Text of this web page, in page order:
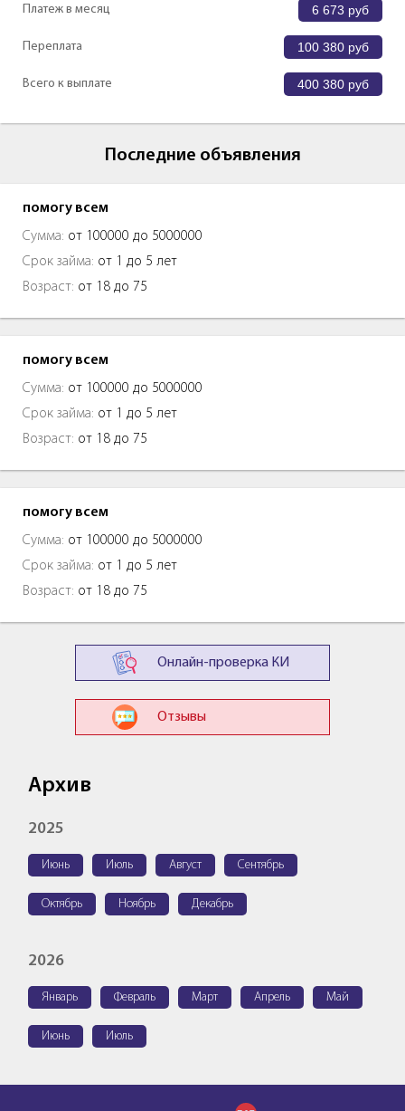
Платеж в месяц 6 673 руб
Переплата 100 380 руб
Всего к выплате 400 380 руб
Последние объявления
помогу всем
Сумма: от 100000 до 5000000
Срок займа: от 1 до 5 лет
Возраст: от 18 до 75
помогу всем
Сумма: от 100000 до 5000000
Срок займа: от 1 до 5 лет
Возраст: от 18 до 75
помогу всем
Сумма: от 100000 до 5000000
Срок займа: от 1 до 5 лет
Возраст: от 18 до 75
Онлайн-проверка КИ
Отзывы
Архив
2025
Июнь Июль Август Сентябрь
Октябрь Ноябрь Декабрь
2026
Январь Февраль Март Апрель Май
Июнь Июль